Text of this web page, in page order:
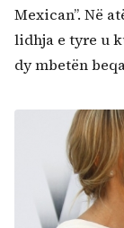
Mexican”. Në
lidhja e tyre u
dy mbetën